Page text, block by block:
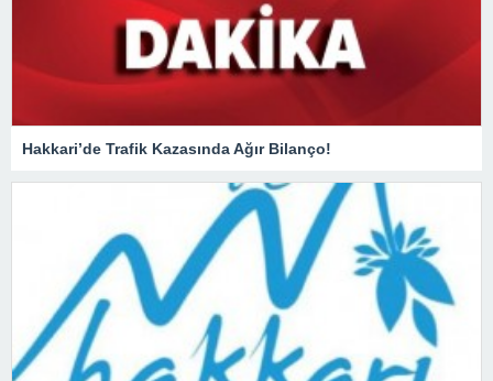
Hakkari’de Trafik Kazasında Ağır Bilanço!